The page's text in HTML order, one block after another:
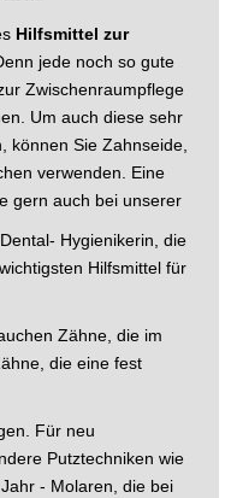
Hilfsmittel zur
jede noch so gute
Zwischenraumpflege
Um auch diese sehr
können Sie Zahnseide,
verwenden. Eine
gern auch bei unserer
Hygienikerin, die
Hilfsmittel für
Zähne, die im
die eine fest
Für neu
Putztechniken wie
- Molaren, die bei